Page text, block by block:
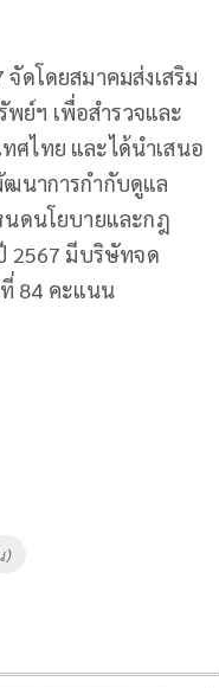
ดโดยสมาคมส่งเสริม
ย์ฯ เพื่อสำรวจและ
ศไทย และได้นำเสนอ
นาการกำกับดูแล
นดนโยบายและกฎ
2567 มีบริษัทจด
84 คะแนน
)